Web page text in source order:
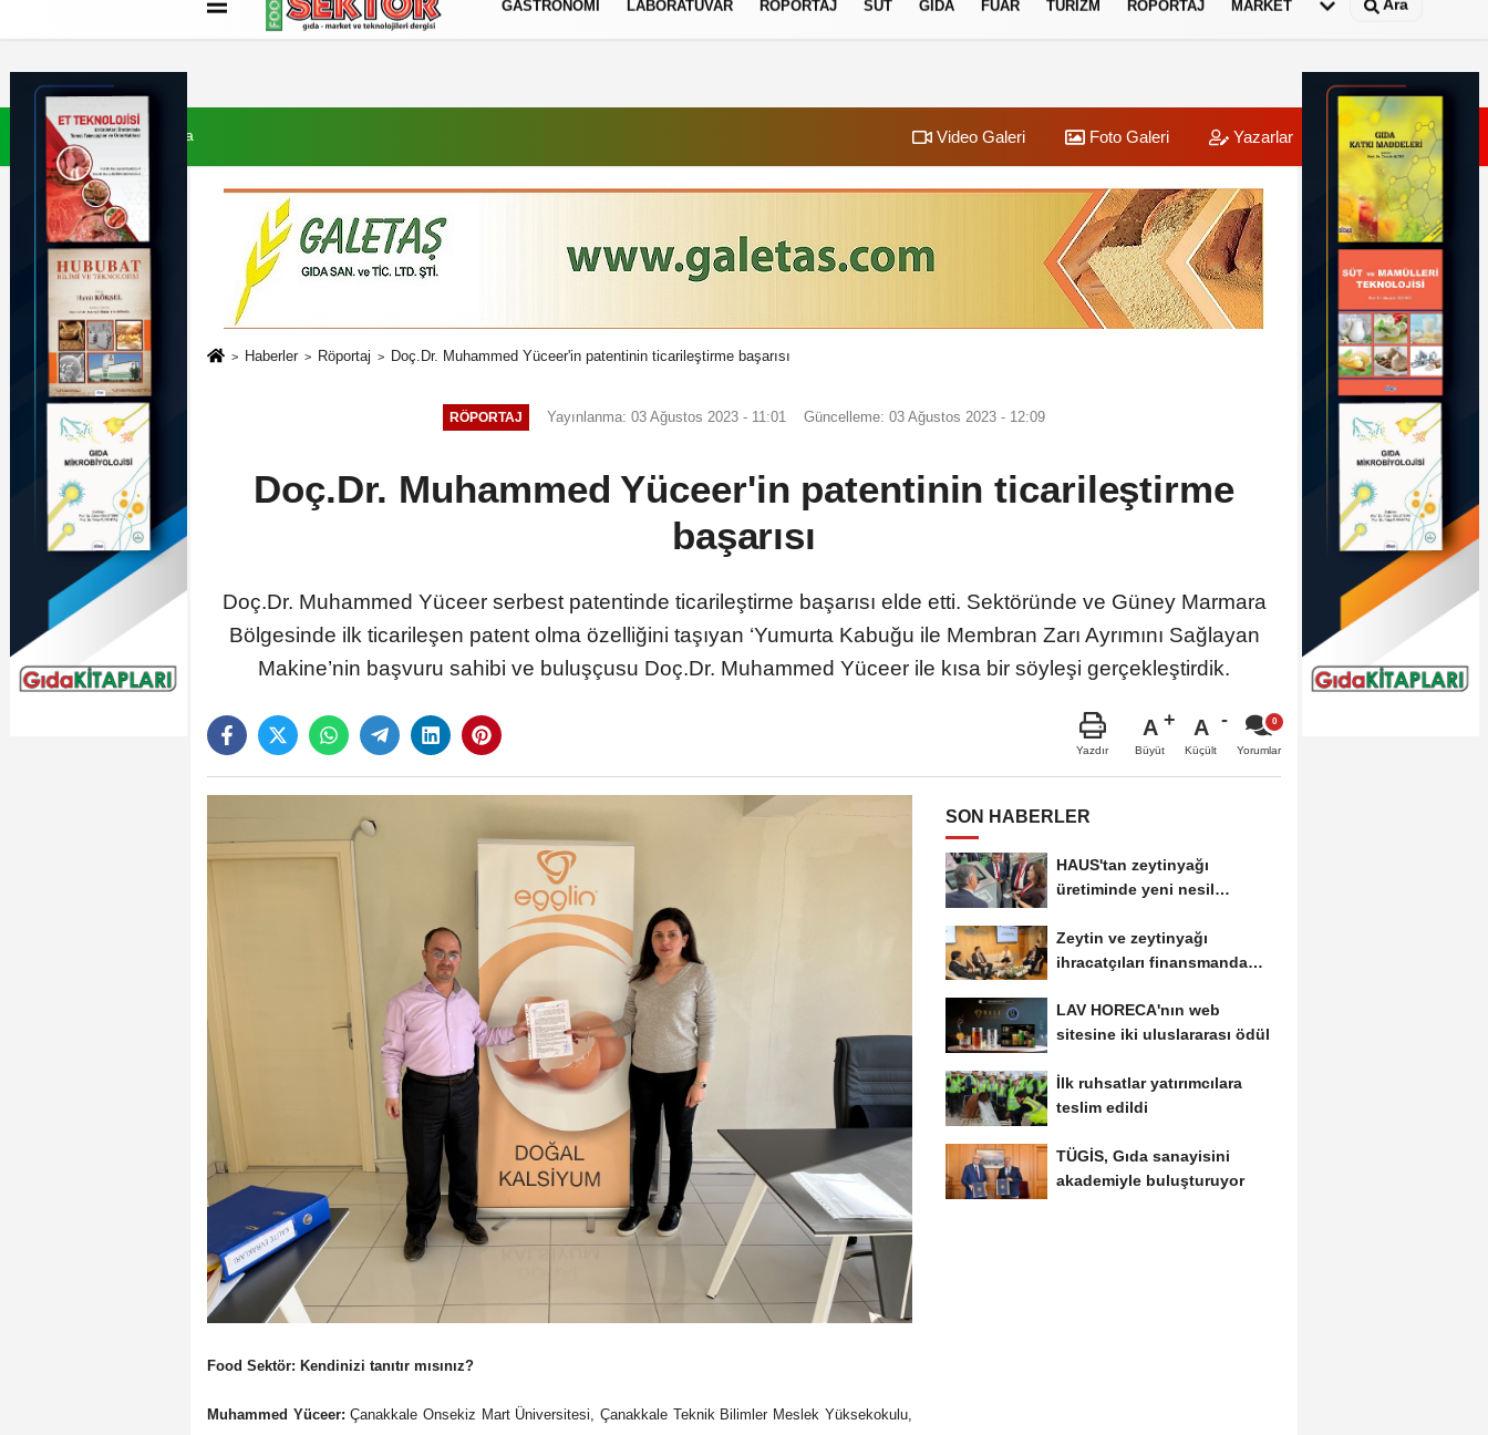
İletişim Çerez Politikası
GASTRONOMI LABORATUVAR RÖPORTAJ SÜT GIDA FUAR TURIZM RÖPORTAJ MARKET Ara
7 Ağustos 2026, Cuma Video Galeri Foto Galeri Yazarlar Üye Paneli
Haberler Röportaj Doç.Dr. Muhammed Yüceer'in patentinin ticarileştirme başarısı
RÖPORTAJ Yayınlanma: 03 Ağustos 2023 - 11:01 Güncelleme: 03 Ağustos 2023 - 12:09
Doç.Dr. Muhammed Yüceer'in patentinin ticarileştirme
başarısı
Doç.Dr. Muhammed Yüceer serbest patentinde ticarileştirme başarısı elde etti. Sektöründe ve Güney Marmara
Bölgesinde ilk ticarileşen patent olma özelliğini taşıyan ‘Yumurta Kabuğu ile Membran Zarı Ayrımını Sağlayan
Makine’nin başvuru sahibi ve buluşçusu Doç.Dr. Muhammed Yüceer ile kısa bir söyleşi gerçekleştirdik.
Yazdır
A
Büyüt
A
Küçült Yorumlar
Food Sektör: Kendinizi tanıtır mısınız?
Muhammed Yüceer: Çanakkale Onsekiz Mart Üniversitesi, Çanakkale Teknik Bilimler Meslek Yüksekokulu,
SON HABERLER
HAUS'tan zeytinyağı
üretiminde yeni nesil
Zeytin ve zeytinyağı
ihracatçıları finansmanda
LAV HORECA'nın web
sitesine iki uluslararası ödül
İlk ruhsatlar yatırımcılara
teslim edildi
TÜGİS, Gıda sanayisini
akademiyle buluşturuyor